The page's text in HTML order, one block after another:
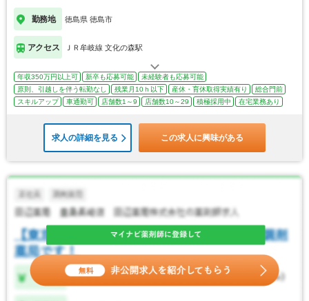
勤務地 徳島県 徳島市
アクセス ＪＲ牟岐線 文化の森駅
年収350万円以上可 新卒も応募可能
未経験者も応募可能
原則、引越しを伴う転勤なし
残業月10ｈ以下 産休・育休取得実績有り
総合門前
スキルアップ
車通勤可 店舗数1～9 店舗数10～29 積極採用中 在宅業務あり
求人の詳細を見る この求人に興味がある